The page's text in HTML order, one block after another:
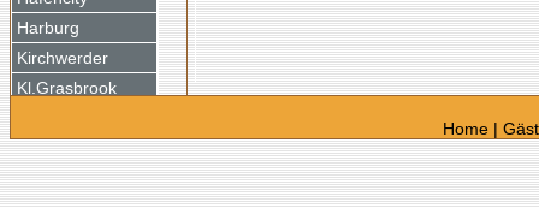
Harburg
Kirchwerder
Kl.Grasbrook
Neustadt
Reitbrook
Home |